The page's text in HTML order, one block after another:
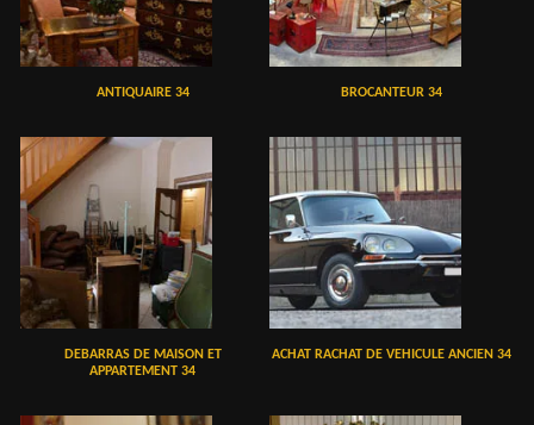
ANTIQUAIRE 34 BROCANTEUR 34
DEBARRAS DE MAISON ET
APPARTEMENT 34
ACHAT RACHAT DE VEHICULE ANCIEN 34